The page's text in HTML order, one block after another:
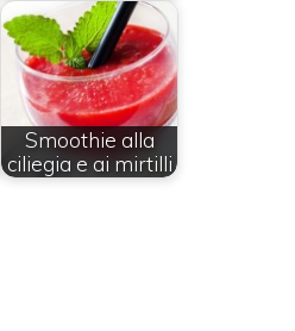
Smoothie alla
ciliegia e ai mirtilli